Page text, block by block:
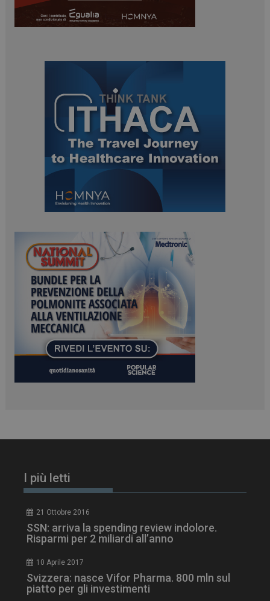
I più letti
21 Ottobre 2016
SSN: arriva la spending review indolore.
Risparmi per 2 miliardi all’anno
10 Aprile 2017
Svizzera: nasce Vifor Pharma. 800 mln sul
piatto per gli investimenti
ARRAffinitySameSite
Microsoft Corporation
.www.dailyhealthindustry.it